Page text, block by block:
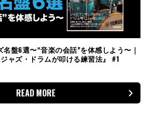
盤6選〜“音楽の会話”を体感しよう〜｜
ャズ・ドラムが叩ける練習法』 #1
READ MORE